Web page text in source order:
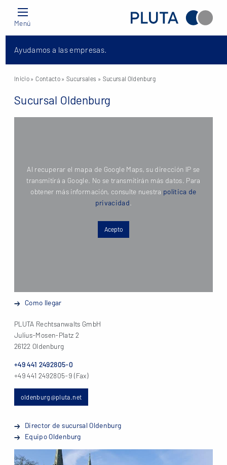
Menú
Ayudamos a las empresas.
Inicio » Contacto »Sucursales » Sucursal Oldenburg
Sucursal Oldenburg
Al recuperar el mapa de Google Maps, su dirección IP se
transmitirá a Google. No se transmitirán más datos. Para
obtener más información, consulte nuestra política de
privacidad
Acepto
Como llegar
PLUTA Rechtsanwalts GmbH
Julius-Mosen-Platz 2
26122 Oldenburg
+49 441 2492805-0
+49 441 2492805-9 (Fax)
oldenburg@pluta.net
Director de sucursal Oldenburg
Equipo Oldenburg